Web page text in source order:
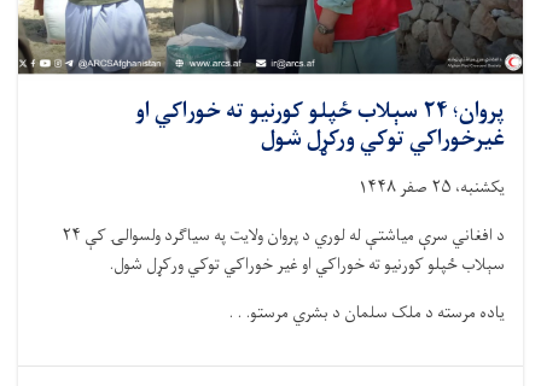
پروان؛ ۲۴ سېلاب‌ ځپلو کورنیو ته خوراکي او
غیرخوراکي توکي ورکړل شول
یکشنبه، ۲۵ صفر ۱۴۴۸
د افغاني سرې میاشتې له لوري د پروان ولایت په سیاګرد ولسوالۍ کې ۲۴
سېلاب‌ ځپلو کورنیو ته خوراکي او غیر خوراکي توکي ورکړل شول.
یاده مرسته د ملک سلمان د بشري مرستو. . .